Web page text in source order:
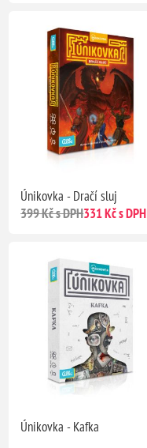
Únikovka - Dračí sluj
399 Kč s DPH331 Kč s DPH
Únikovka - Kafka